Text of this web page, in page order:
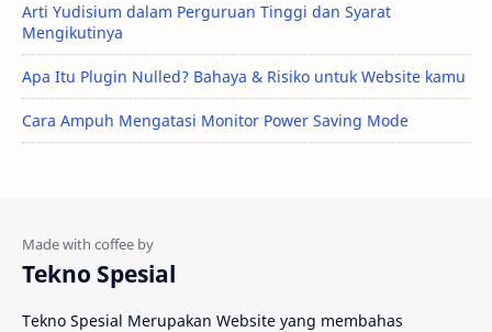
Arti Yudisium dalam Perguruan Tinggi dan Syarat
Mengikutinya
Apa Itu Plugin Nulled? Bahaya & Risiko untuk Website kamu
Cara Ampuh Mengatasi Monitor Power Saving Mode
Tekno Spesial
Tekno Spesial Merupakan Website yang membahas